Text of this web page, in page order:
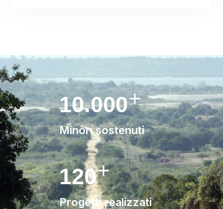
10.000
Minori sostenuti
120
Progetti realizzati